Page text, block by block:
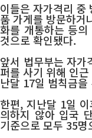
이들은 자가격리 중
품 가게를 방문하거
화를 개통하는 등
것으로 확인됐다.
앞서 법무부는 자가
퍼를 사기 위해 인
난달 17일 범칙금
한편, 지난달 1일
의하지 않아 입국
기준으로 모두 35